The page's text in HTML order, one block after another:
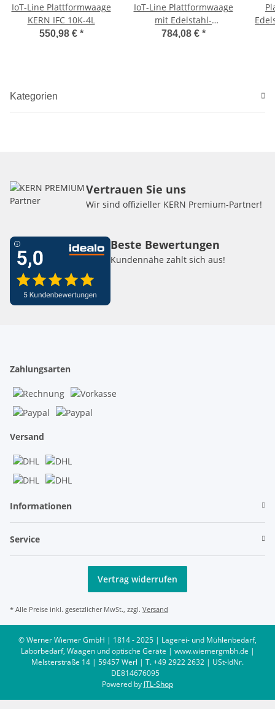
IoT-Line Plattformwaage
KERN IFC 10K-4L
550,98 € *
IoT-Line Plattformwaage
mit Edelstahl-
Auswertegerät KERN IXC
784,08 € *
Kategorien
Vertrauen Sie uns
Wir sind offizieller KERN Premium-Partner!
Beste Bewertungen
Kundennähe zahlt sich aus!
Zahlungsarten
Versand
Informationen
Service
Vertrag widerrufen
* Alle Preise inkl. gesetzlicher MwSt., zzgl. Versand
© Werner Wiemer GmbH | 1814 - 2025 | Lagerei- und Mühlenbedarf,
Laborbedarf, Waagen und optische Geräte | www.wiemergmbh.de |
Melsterstraße 14 | 59457 Werl | T. +49 2922 2632 | USt-IdNr.
DE814676095
Powered by JTL-Shop